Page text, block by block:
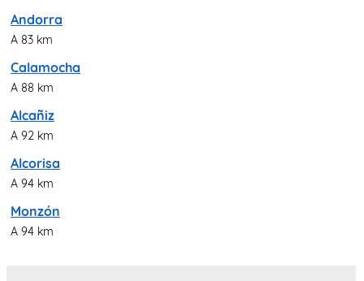
Andorra
A 83 km
Calamocha
A 88 km
Alcañiz
A 92 km
Alcorisa
A 94 km
Monzón
A 94 km